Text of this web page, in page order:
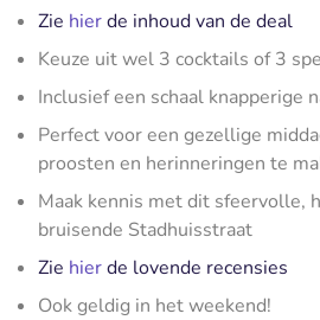
Zie hierde inhoud van de deal
Keuze uit wel 3 cocktails of 3
Inclusief een schaal knapperige
Perfect voor een gezellige
proosten en herinneringen te
Maak kennis met dit sfeervolle,
bruisende Stadhuisstraat
Zie hierde lovende recensies
Ook geldig in het weekend!